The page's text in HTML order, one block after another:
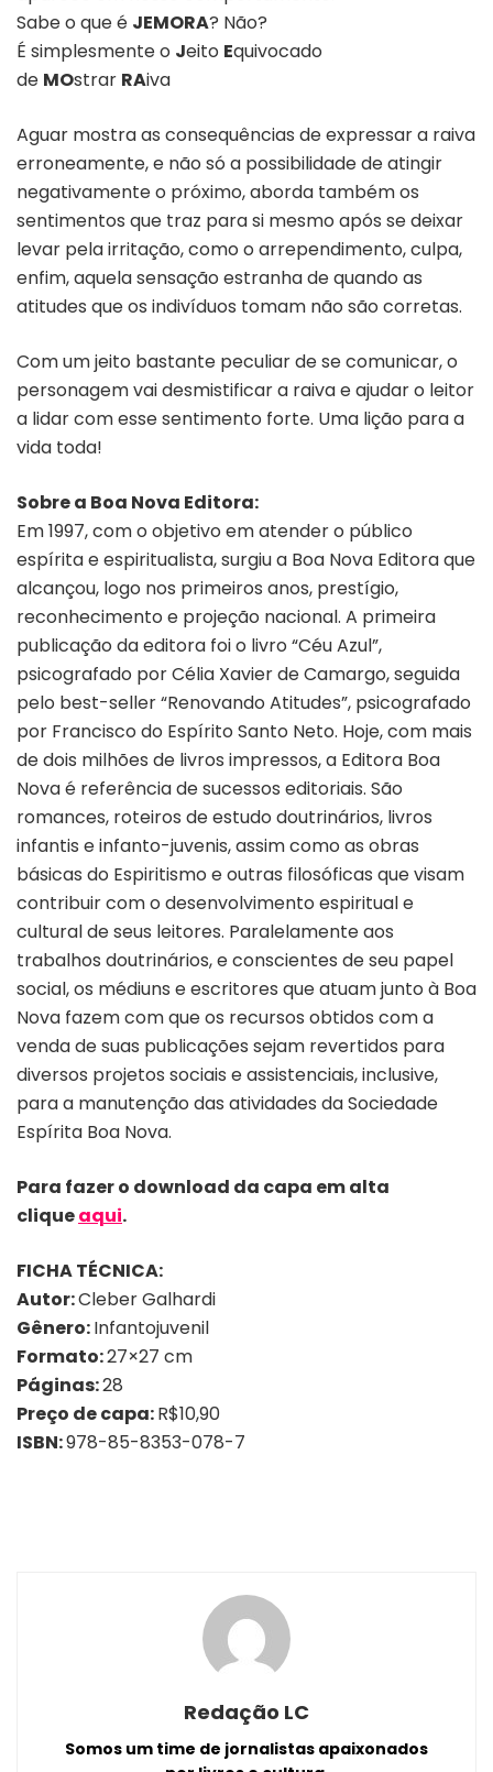
Sabe o que é JEMORA? Não?
É simplesmente o Jeito Equivocado
de MOstrar RAiva
Aguar mostra as consequências de expressar a raiva
erroneamente, e não só a possibilidade de atingir
negativamente o próximo, aborda também os
sentimentos que traz para si mesmo após se deixar
levar pela irritação, como o arrependimento, culpa,
enfim, aquela sensação estranha de quando as
atitudes que os indivíduos tomam não são corretas.
Com um jeito bastante peculiar de se comunicar, o
personagem vai desmistificar a raiva e ajudar o leitor
a lidar com esse sentimento forte. Uma lição para a
vida toda!
Sobre a Boa Nova Editora:
Em 1997, com o objetivo em atender o público
espírita e espiritualista, surgiu a Boa Nova Editora que
alcançou, logo nos primeiros anos, prestígio,
reconhecimento e projeção nacional. A primeira
publicação da editora foi o livro “Céu Azul”,
psicografado por Célia Xavier de Camargo, seguida
pelo best-seller “Renovando Atitudes”, psicografado
por Francisco do Espírito Santo Neto. Hoje, com mais
de dois milhões de livros impressos, a Editora Boa
Nova é referência de sucessos editoriais. São
romances, roteiros de estudo doutrinários, livros
infantis e infanto-juvenis, assim como as obras
básicas do Espiritismo e outras filosóficas que visam
contribuir com o desenvolvimento espiritual e
cultural de seus leitores. Paralelamente aos
trabalhos doutrinários, e conscientes de seu papel
social, os médiuns e escritores que atuam junto à Boa
Nova fazem com que os recursos obtidos com a
venda de suas publicações sejam revertidos para
diversos projetos sociais e assistenciais, inclusive,
para a manutenção das atividades da Sociedade
Espírita Boa Nova.
Para fazer o download da capa em alta
cliqueaqui.
FICHA TÉCNICA:
Autor:Cleber Galhardi
Gênero:Infantojuvenil
Formato:27×27 cm
Páginas:28
Preço de capa:R$10,90
ISBN:978-85-8353-078-7
Redação LC
Somos um time de jornalistas apaixonados